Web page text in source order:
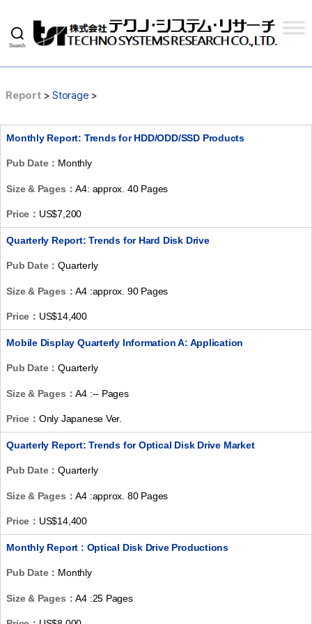
Search
Systems
Report>Storage >
Monthly Report: Trends for HDD/ODD/SSD Products
Pub Date： Monthly
Size & Pages：A4: approx. 40 Pages
Price： US$7,200
Quarterly Report: Trends for Hard Disk Drive
Pub Date：Quarterly
Size & Pages：A4 :approx. 90 Pages
Price： US$14,400
Mobile Display Quarterly Information A: Application
Pub Date：Quarterly
Size & Pages：A4 :-- Pages
Price： Only Japanese Ver.
Quarterly Report: Trends for Optical Disk Drive Market
Pub Date：Quarterly
Size & Pages：A4 :approx. 80 Pages
Price： US$14,400
Monthly Report : Optical Disk Drive Productions
Pub Date： Monthly
Size & Pages：A4 :25 Pages